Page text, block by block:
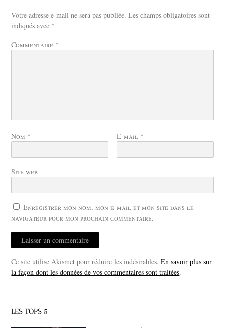
Votre adresse e-mail ne sera pas publiée. Les champs obligatoires sont
indiqués avec *
Commentaire *
Nom * E-mail *
Site web
Enregistrer mon nom, mon e-mail et mon site dans le
navigateur pour mon prochain commentaire.
Ce site utilise Akismet pour réduire les indésirables.En savoir plus sur
la façon dont les données de vos commentaires sont traitées.
LES TOPS 5